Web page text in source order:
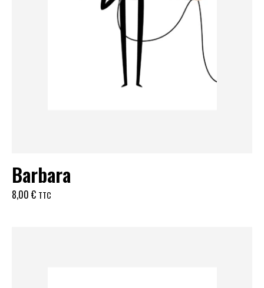
Barbara
8,00 € TTC